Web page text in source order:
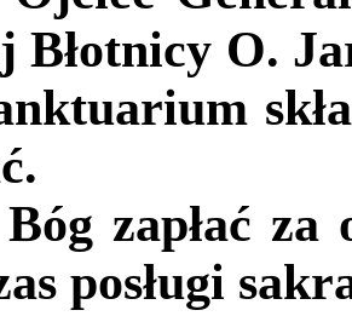
Błotnicy O.
Bóg zapłać za
posługi